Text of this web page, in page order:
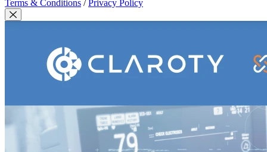
Terms & Conditions / Privacy Policy
Close Modal